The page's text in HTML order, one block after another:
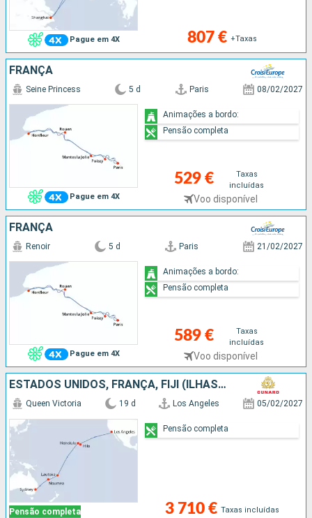
Pague em 4X 807 € +Taxas
FRANÇA
Pague em 4X
Seine Princess 5 d Paris 08/02/2027
529 €
Taxas
incluídas
Voo disponível
Animações a bordo:
Pensão completa
FRANÇA
Pague em 4X
Renoir 5 d Paris 21/02/2027
589 €
Taxas
incluídas
Voo disponível
Animações a bordo:
Pensão completa
ESTADOS UNIDOS, FRANÇA, FIJI (ILHAS), NOVA CALEDÓNIA, AUSTRALIA
Pensão completa
Queen Victoria 19 d Los Angeles 05/02/2027
3 710 € Taxas incluídas
Pensão completa